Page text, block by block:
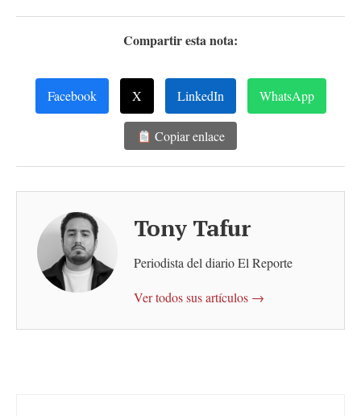
Compartir esta nota:
Facebook X LinkedIn WhatsApp
Copiar enlace
Tony Tafur
Periodista del diario El Reporte
Ver todos sus artículos →